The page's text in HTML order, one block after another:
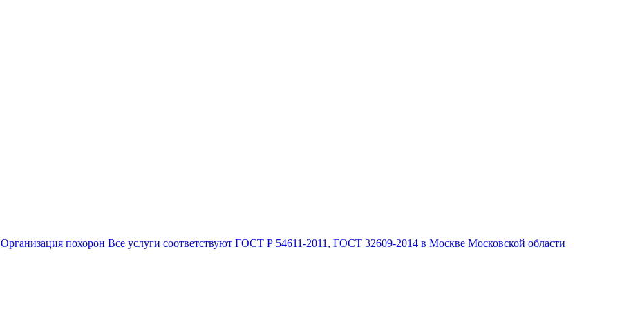
Организация похорон Все услуги соответствуют ГОСТ Р 54611-2011, ГОСТ 32609-2014 в Москве Московской области